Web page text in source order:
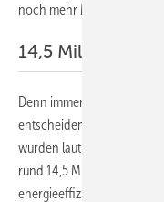
noch mehr Mittel und
14,5 Milliarden
Denn immer mehr
entscheiden sich für den
wurden laut
rund 14,5 Milliarden Euro
energieeffizientes Bauen